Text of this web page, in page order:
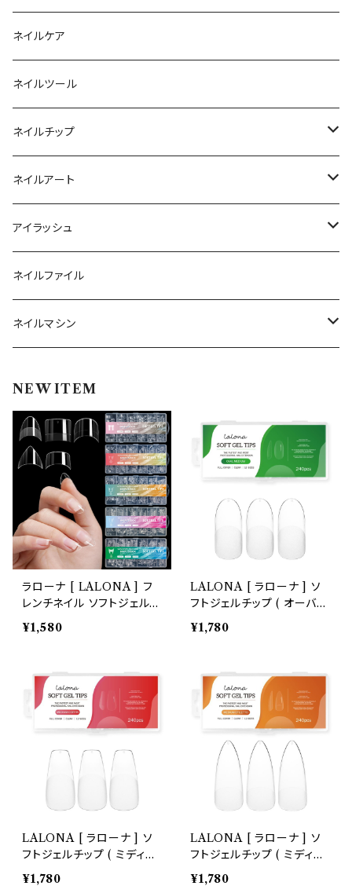
ファンクションジェル
カラージェル
ベーシックカラージェル
マグネットジェル
エフェクトジェル
セット
アクリルブラシ
マグネット
その他
リムーバー
クリーナー
アセトン
エタノール
ネイルケア
ネイルツール
ネイルチップ
ノーマルチップ
ソフトジェルチップ
ツール
ネイルアート
パール
パウダー
ストーン
シェル
ドライフラワー
ステッカーシール
ジュエリー
ホイル・フレーク
スタッズリベット
ブリオン
シリコンモールド
アイラッシュ
まつげ
グルー/リムーバー
ネイルファイル
ネイルマシン
ドリル
集塵機
ビット
NEW ITEM
ラローナ [ LALONA ] フ
レンチネイル ソフトジェルチ
ップ ( 600P ) ネイル/ネイ
ルチップ/ジェルネイル/長さ
¥1,580
LALONA [ ラローナ ] ソ
フトジェルチップ ( オーバル
ミディアム )
¥1,780
LALONA [ ラローナ ] ソ
フトジェルチップ ( ミディア
ムコフィン )
¥1,780
LALONA [ ラローナ ] ソ
フトジェルチップ ( ミディア
ムスティレット )
¥1,780